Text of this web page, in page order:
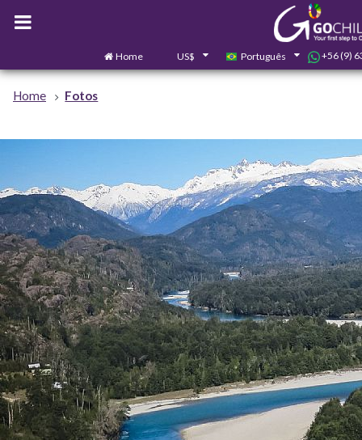
Home US$ Português +56 (9)
Home Fotos